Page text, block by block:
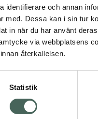
och annan
med. Dessa kan i sin tur
in när du har använt
via webbplatsens
återkallelsen.
Statistik
erbjudanden
Om recept